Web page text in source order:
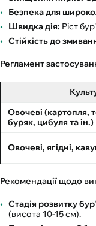
Безпека для
Швидка дія: Ріст
Стійкість до
Регламент
Овочеві (картопля,
буряк, цибуля та ін.)
Овочеві, ягідні,
Рекомендації щодо
Стадія розвитку
(висота 10-15 см).